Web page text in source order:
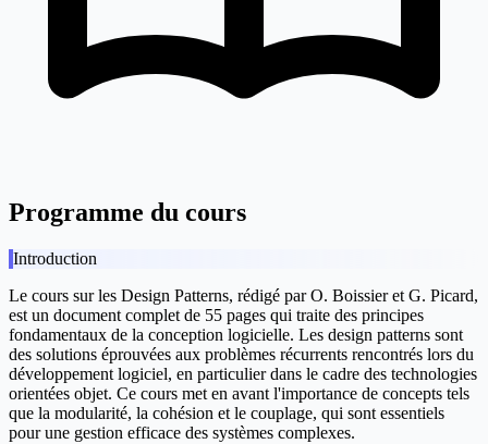
Programme du cours
Introduction
Le cours sur les Design Patterns, rédigé par O. Boissier et G. Picard,
est un document complet de 55 pages qui traite des principes
fondamentaux de la conception logicielle. Les design patterns sont
des solutions éprouvées aux problèmes récurrents rencontrés lors du
développement logiciel, en particulier dans le cadre des technologies
orientées objet. Ce cours met en avant l'importance de concepts tels
que la modularité, la cohésion et le couplage, qui sont essentiels
pour une gestion efficace des systèmes complexes.